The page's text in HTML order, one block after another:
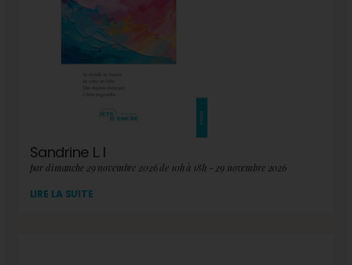
Sandrine L. I
par dimanche 29 novembre 2026 de 10h à 18h - 29 novembre 2026
LIRE LA SUITE